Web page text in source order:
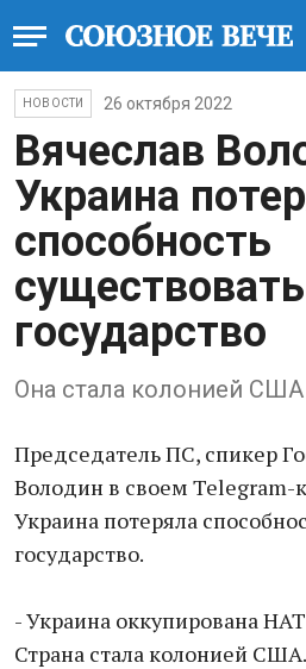
НОВОСТИ 26 октября 2022
Вячеслав
Украина
способность
государство
Она стала колонией США
Председатель ПС, спикер
Володин в своем Telegram-
Украина потеряла
государство.
- Украина оккупирована
Страна стала колонией